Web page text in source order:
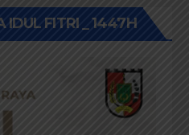
IDUL FITRI _ 1447H